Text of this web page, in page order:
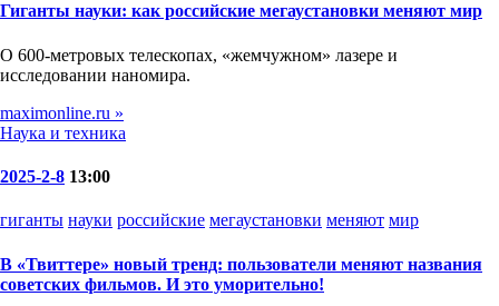
Гиганты науки: как российские мегаустановки меняют мир
О 600-метровых телескопах, «жемчужном» лазере и
исследовании наномира.
maximonline.ru »
Наука и техника
2025-2-8 13:00
гиганты науки российские мегаустановки меняют мир
В «Твиттере» новый тренд: пользователи меняют названия
советских фильмов. И это уморительно!